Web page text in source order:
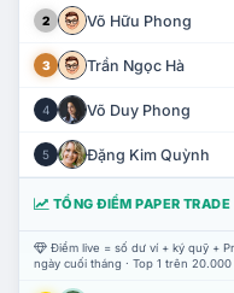
2 Võ Hữu Phong
3 Trần Ngọc Hà
4 Võ Duy Phong
5 Đặng Kim Quỳnh
TỔNG ĐIỂM PAPER TRADE
Điểm live = số dư ví + ký quỹ +
ngày cuối tháng · Top 1 trên